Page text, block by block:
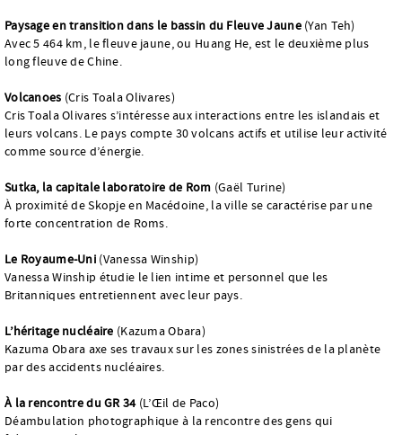
Paysage en transition dans le bassin du Fleuve Jaune(Yan Teh)
Avec 5 464 km, le fleuve jaune, ou Huang He, est le deuxième plus
long fleuve de Chine.
Volcanoes (Cris Toala Olivares)
Cris Toala Olivares s’intéresse aux interactions entre les islandais et
leurs volcans. Le pays compte 30 volcans actifs et utilise leur activité
comme source d’énergie.
Sutka, la capitale laboratoire de Rom (Gaël Turine)
À proximité de Skopje en Macédoine, la ville se caractérise par une
forte concentration de Roms.
Le Royaume-Uni (Vanessa Winship)
Vanessa Winship étudie le lien intime et personnel que les
Britanniques entretiennent avec leur pays.
L’héritage nucléaire (Kazuma Obara)
Kazuma Obara axe ses travaux sur les zones sinistrées de la planète
par des accidents nucléaires.
À la rencontre du GR 34(L’Œil de Paco)
Déambulation photographique à la rencontre des gens qui